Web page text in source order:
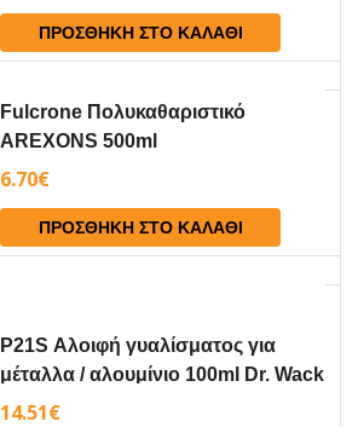
ΠΡΟΣΘΉΚΗ ΣΤΟ ΚΑΛΆΘΙ
Fulcrone Πολυκαθαριστικό
AREXONS 500ml
6.70€
ΠΡΟΣΘΉΚΗ ΣΤΟ ΚΑΛΆΘΙ
P21S Αλοιφή γυαλίσματος για
μέταλλα / αλουμίνιο 100ml Dr. Wack
14.51€